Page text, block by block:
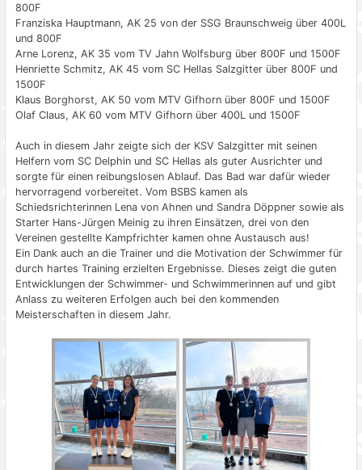
800F
Franziska Hauptmann, AK 25 von der SSG Braunschweig über 400L
und 800F
Arne Lorenz, AK 35 vom TV Jahn Wolfsburg über 800F und 1500F
Henriette Schmitz, AK 45 vom SC Hellas Salzgitter über 800F und
1500F
Klaus Borghorst, AK 50 vom MTV Gifhorn über 800F und 1500F
Olaf Claus, AK 60 vom MTV Gifhorn über 400L und 1500F
Auch in diesem Jahr zeigte sich der KSV Salzgitter mit seinen
Helfern vom SC Delphin und SC Hellas als guter Ausrichter und
sorgte für einen reibungslosen Ablauf. Das Bad war dafür wieder
hervorragend vorbereitet. Vom BSBS kamen als
Schiedsrichterinnen Lena von Ahnen und Sandra Döppner sowie als
Starter Hans-Jürgen Meinig zu ihren Einsätzen, drei von den
Vereinen gestellte Kampfrichter kamen ohne Austausch aus!
Ein Dank auch an die Trainer und die Motivation der Schwimmer für
durch hartes Training erzielten Ergebnisse. Dieses zeigt die guten
Entwicklungen der Schwimmer- und Schwimmerinnen auf und gibt
Anlass zu weiteren Erfolgen auch bei den kommenden
Meisterschaften in diesem Jahr.